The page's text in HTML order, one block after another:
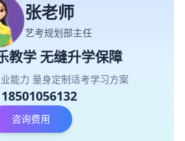
张老师
艺考规划部主任
教学 无缝升学保障
能力 量身定制适考学习方案
18501056132
咨询费用